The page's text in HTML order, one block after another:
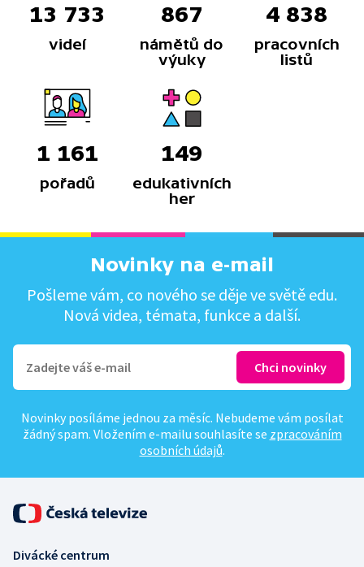
13 733
videí
867
námětů do
výuky
4 838
pracovních
listů
1 161
pořadů
149
edukativních
her
Novinky na e-mail
Pošleme vám, co nového se děje ve světě edu.
Nová videa, témata, funkce a další.
Novinky posíláme jednou za měsíc. Nebudeme vám posílat
žádný spam. Vložením e-mailu souhlasíte se zpracováním
osobních údajů.